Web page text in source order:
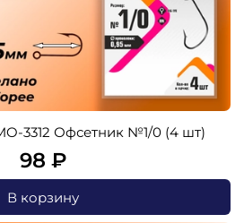
3312 Офсетник №1/0 (4 шт)
98 ₽
В корзину